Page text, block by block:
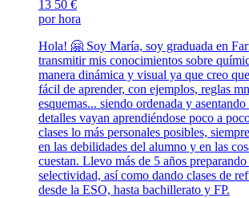
13 50 €
por hora
Hola! 🤗 Soy María, soy graduada en
transmitir mis conocimientos sobre
manera dinámica y visual ya que creo
fácil de aprender, con ejemplos, reglas
esquemas... siendo ordenada y
detalles vayan aprendiéndose poco a
clases lo más personales posibles,
en las debilidades del alumno y en las
cuestan. Llevo más de 5 años
selectividad, así como dando clases de
desde la ESO, hasta bachillerato y FP.